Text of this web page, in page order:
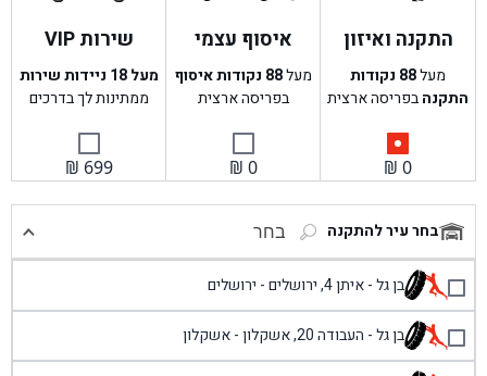
התקנה ואיזון
מעל88 נקודות
התקנהבפריסה ארצית
₪ 0
איסוף עצמי
מעל88 נקודות איסוף
בפריסה ארצית
₪ 0
שירות VIP
מעל 18 ניידות שירות
ממתינות לך בדרכים
₪ 699
בחר עיר להתקנה בחר
בן גל - איתן 4, ירושלים - ירושלים
בן גל - העבודה 20, אשקלון - אשקלון